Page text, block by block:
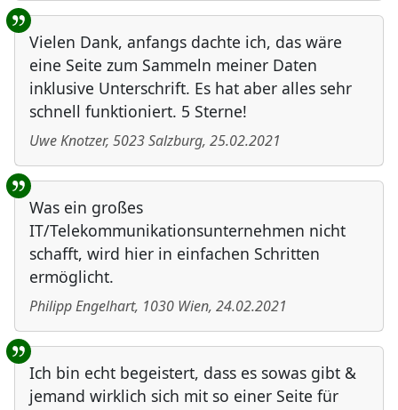
Vielen Dank, anfangs dachte ich, das wäre
eine Seite zum Sammeln meiner Daten
inklusive Unterschrift. Es hat aber alles sehr
schnell funktioniert. 5 Sterne!
Uwe Knotzer, 5023Salzburg, 25.02.2021
Was ein großes
IT/Telekommunikationsunternehmen nicht
schafft, wird hier in einfachen Schritten
ermöglicht.
Philipp Engelhart, 1030 Wien, 24.02.2021
Ich bin echt begeistert, dass es sowas gibt &
jemand wirklich sich mit so einer Seite für